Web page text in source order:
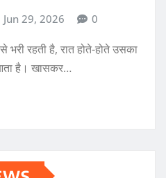
Jun 29, 2026 0
भरी रहती है, रात होते-होते उसका
है। खासकर…